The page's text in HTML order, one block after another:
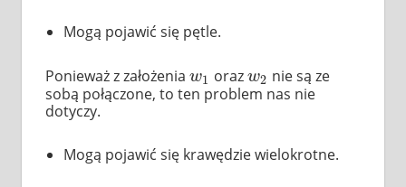
Mogą pojawić się pętle.
Ponieważ z założenia w1
w1 oraz w2
w2 nie są ze
sobą połączone, to ten problem nas nie
dotyczy.
Mogą pojawić się krawędzie wielokrotne.